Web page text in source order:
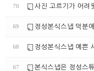
70 사진 고르기가 어려
69 정성본식스냅 덕분
68 정성본식스냅 예쁜
67 본식스냅은 정성스